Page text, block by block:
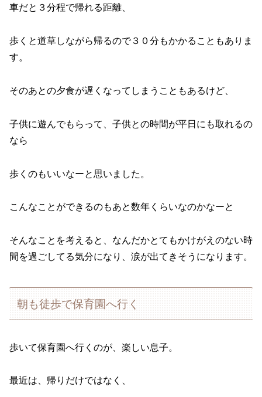
車だと３分程で帰れる距離、
歩くと道草しながら帰るので３０分もかかることもありま
す。
そのあとの夕食が遅くなってしまうこともあるけど、
子供に遊んでもらって、子供との時間が平日にも取れるの
なら
歩くのもいいなーと思いました。
こんなことができるのもあと数年くらいなのかなーと
そんなことを考えると、なんだかとてもかけがえのない時
間を過ごしてる気分になり、涙が出てきそうになります。
朝も徒歩で保育園へ行く
歩いて保育園へ行くのが、楽しい息子。
最近は、帰りだけではなく、